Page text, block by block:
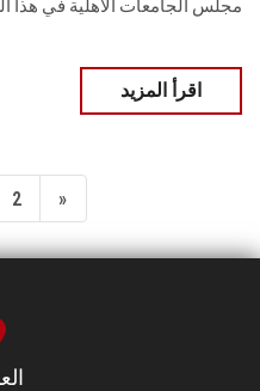
مجلس الجامعات الأهلية في هذا
اقرأ المزيد
2 »